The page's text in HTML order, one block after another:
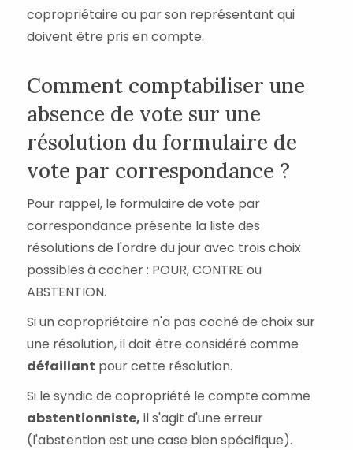
copropriétaire ou par son représentant qui
doivent être pris en compte.
Comment comptabiliser une
absence de vote sur une
résolution du formulaire de
vote par correspondance ?
Pour rappel, le formulaire de vote par
correspondance présente la liste des
résolutions de l'ordre du jour avec trois choix
possibles à cocher : POUR, CONTRE ou
ABSTENTION.
Si un copropriétaire n'a pas coché de choix sur
une résolution, il doit être considéré comme
défaillant pour cette résolution.
Si le syndic de copropriété le compte comme
abstentionniste, il s'agit d'une erreur
(l'abstention est une case bien spécifique).